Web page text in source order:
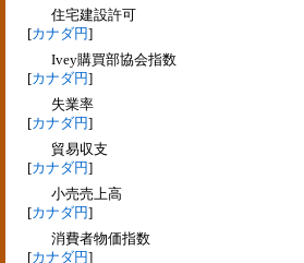
住宅建設許可
[カナダ円]
Ivey購買部協会指数
[カナダ円]
失業率
[カナダ円]
貿易収支
[カナダ円]
小売売上高
[カナダ円]
消費者物価指数
[カナダ円]